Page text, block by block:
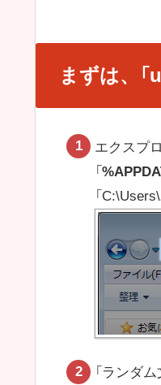
まずは、
エクスプ
「
「
「ランダ